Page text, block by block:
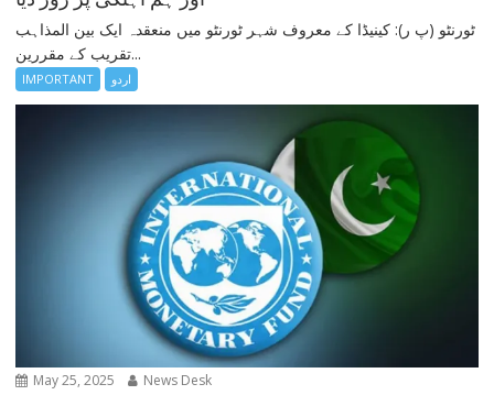
ٹورنٹو (پ ر): کینیڈا کے معروف شہر ٹورنٹو میں منعقدہ ایک بین المذاہب
تقریب کے مقررین...
IMPORTANT اردو
May 25, 2025 News Desk